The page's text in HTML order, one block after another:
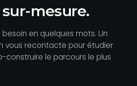
mesure.
en quelques mots. Un
vous recontacte pour étudier
le parcours le plus